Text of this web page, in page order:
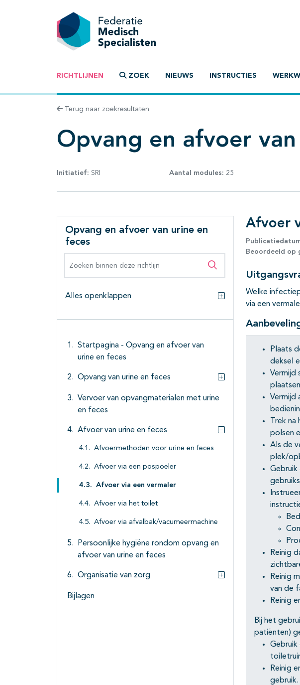
RICHTLIJNEN ZOEK NIEUWS INSTRUCTIES
Terug naar zoekresultaten
Opvang en afvoer
Initiatief: SRI Aantal modules: 25
Opvang en afvoer van urine en
feces
Zoeken binnen deze
Alles openklappen
Alles openklappen
Startpagina - Opvang en afvoer van
urine en feces
Opvang van urine en feces
Subpagina's open-
Vervoer van opvangmaterialen met urine
en feces
Afvoer van urine en feces
Subpagina's open-
Afvoermethoden voor urine en feces
Afvoer via een pospoeler
Afvoer via een vermaler
Afvoer via het toilet
Afvoer via afvalbak/vacumeermachine
Persoonlijke hygiëne rondom opvang en
afvoer van urine en feces
Organisatie van zorg
Subpagina's open-
Bijlagen
Afvoer
Beoordeeld op
Welke
via een
Plaats
deksel
Vermijd
Vermijd
Trek
polsen
Als de
plek/
Gebruik
Reinig
Reinig
van de
Reinig
Bij het
patiënten)
Gebruik
Reinig
gebruik.